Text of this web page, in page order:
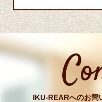
IKU-REARへのお問